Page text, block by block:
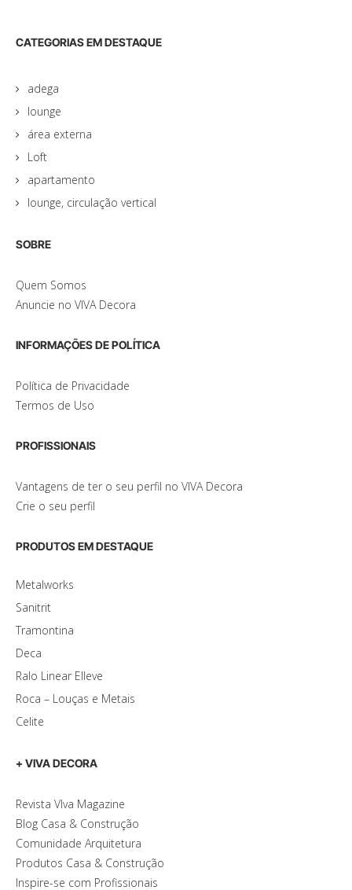
CATEGORIAS EM DESTAQUE
adega
lounge
área externa
Loft
apartamento
lounge, circulação vertical
SOBRE
Quem Somos
Anuncie no VIVA Decora
INFORMAÇÕES DE POLÍTICA
Política de Privacidade
Termos de Uso
PROFISSIONAIS
Vantagens de ter o seu perfil no VIVA Decora
Crie o seu perfil
PRODUTOS EM DESTAQUE
Metalworks
Sanitrit
Tramontina
Deca
Ralo Linear Elleve
Roca – Louças e Metais
Celite
+ VIVA DECORA
Revista VIva Magazine
Blog Casa & Construção
Comunidade Arquitetura
Produtos Casa & Construção
Inspire-se com Profissionais